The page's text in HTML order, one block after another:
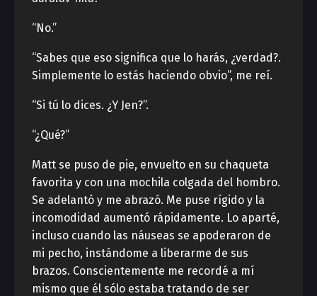
“No.”
“Sabes que eso significa que lo harás, ¿verdad?.
Simplemente lo estás haciendo obvio”, me reí.
“Si tú lo dices. ¿Y Jen?”.
“¿Qué?”
Matt se puso de pie, envuelto en su chaqueta
favorita y con una mochila colgada del hombro.
Se adelantó y me abrazó. Me puse rígido y la
incomodidad aumentó rápidamente. Lo aparté,
incluso cuando las náuseas se apoderaron de
mi pecho, instándome a liberarme de sus
brazos. Conscientemente me recordé a mí
mismo que él sólo estaba tratando de ser